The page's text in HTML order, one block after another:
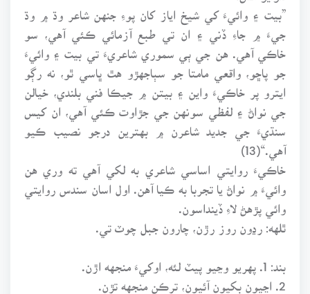
”بيت ۽ وائيءَ کي شيخ اياز کان پوءِ جنهن شاعر وڌ ۾ وڌ
جيءَ ۾ جاءِ ڏني ۽ ان تي طبع آزمائي ڪئي آهي، سو
خاڪي آهي. هن جي ٻي سموري شاعريءَ تي بيت ۽ وائيءَ
جو پاڇو، واقعي مامتا جو سٻاجهڙو هٿ ڀاسي ٿو، نه رڳو
ايترو پر خاڪيءَ واين ۽ بيتن ۾ جيڪا فني بلندي، خيالن
جي نواڻ ۽ لفظي سونهن جي جڙاوت ڪئي آهي، ان کيس
سنڌيءَ جي جديد شاعرن ۾ بهترين درجو نصيب ڪيو
آهي.“(13)
خاڪيءَ روايتي اساسي شاعري به لکي آهي ته وري هن
وائيءَ ۾ نواڻ يا تجربا به ڪيا آهن. اول اسان سندس روايتي
وائي پڙهڻ لاءِ ڏينداسون.
ٿلهه: رڍون روز رڙن، چارون جبل چوٽ تي.
2. اڃيون بکيون آئيون، ترڪن منجهه تڙن.